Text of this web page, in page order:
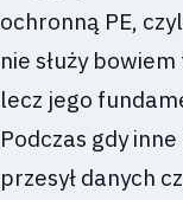
ochronną PE,
nie służy
lecz jego
Podczas gdy
przesył danych